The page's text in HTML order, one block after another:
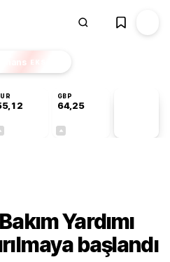
Finans EKSTRA
GBP
64,25
Yardımı
başlandı